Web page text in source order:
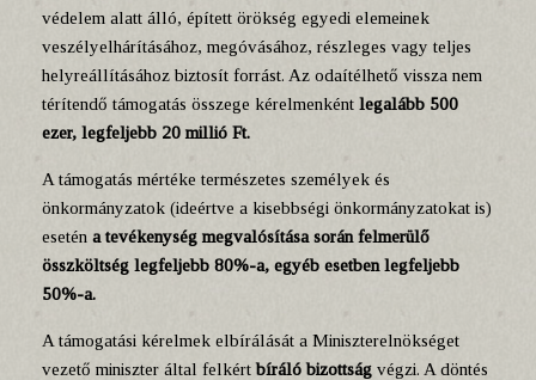
védelem alatt álló, épített örökség egyedi elemeinek
veszélyelhárításához, megóvásához, részleges vagy teljes
helyreállításához biztosít forrást. Az odaítélhető vissza nem
térítendő támogatás összege kérelmenként legalább 500
ezer, legfeljebb 20 millió Ft.
A támogatás mértéke természetes személyek és
önkormányzatok (ideértve a kisebbségi önkormányzatokat is)
esetén a tevékenység megvalósítása során felmerülő
összköltség legfeljebb 80%-a, egyéb esetben legfeljebb
50%-a.
A támogatási kérelmek elbírálását a Miniszterelnökséget
vezető miniszter által felkértbíráló bizottság végzi. A döntés